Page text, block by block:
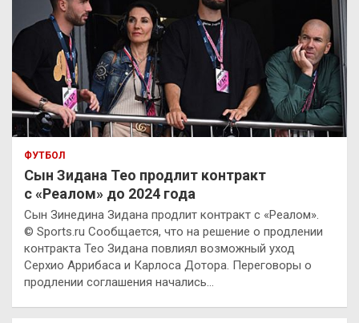
ФУТБОЛ
Сын Зидана Тео продлит контракт
с «Реалом» до 2024 года
Сын Зинедина Зидана продлит контракт с «Реалом».
© Sports.ru Сообщается, что на решение о продлении
контракта Тео Зидана повлиял возможный уход
Серхио Аррибаса и Карлоса Дотора. Переговоры о
продлении соглашения начались…